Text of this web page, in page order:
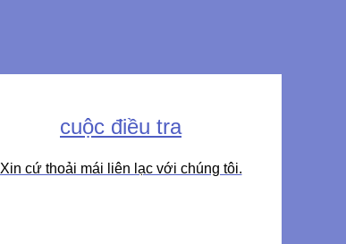
cuộc điều tra
Xin cứ thoải mái liên lạc với chúng tôi.